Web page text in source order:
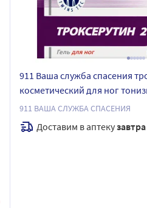
911 Ваша служба спасения
косметический для ног
50 мл
911 ВАША СЛУЖБА СПАСЕНИЯ
Доставим в аптекузавтра